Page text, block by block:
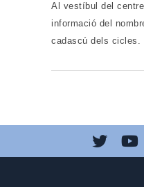
Al vestíbul del
informació del
cadascú dels cicles.